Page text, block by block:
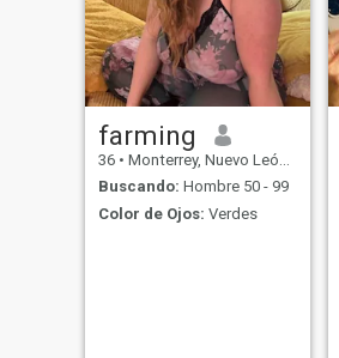
farming
36 • Monterrey, Nuevo León, México
Buscando: Hombre 50 - 99
Color de Ojos: Verdes